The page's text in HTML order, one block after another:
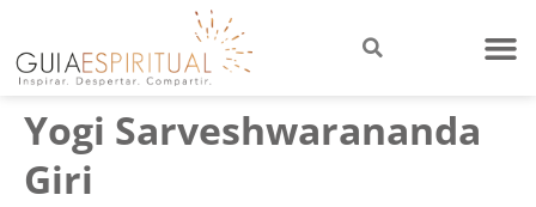
Yogi Sarveshwarananda
Giri